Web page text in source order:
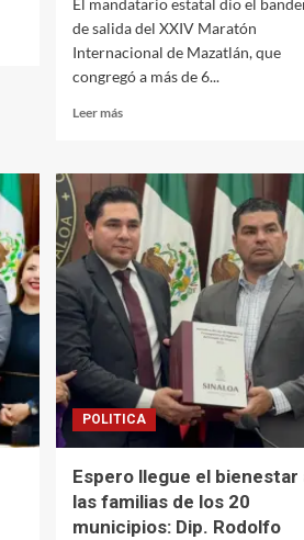
El mandatario estatal dio el
de salida del XXIV Maratón
Internacional de Mazatlán, que
congregó a más de 6...
Leer másLeer
Mazatlán
y
Sinaloa
se
enorgullecen
de
recibir
a
miles
maratonistas:
Gobernador
Rocha
POLITICA
Espero llegue el bienestar
las familias de los 20
municipios: Dip. Rodolfo